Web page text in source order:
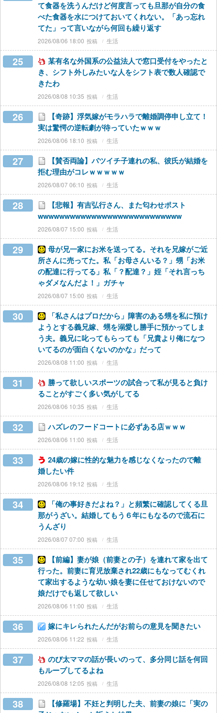
て食器を洗うんだけど何度言っても旦那が自分の食
べた食器を水につけておいてくれない。「あっ忘れ
てた」って言いながら何回も繰り返す
2026/08/06 18:00 生活
25
某有名な外国系の公益法人で窓口受付をやったと
き、シフト外しみたいな人をシフト表で数人確認で
きたわ
2026/08/08 10:35 生活
26
【奇跡】浮気嫁がモラハラで離婚調停申し立て！
実は驚愕の逆転劇が待っていたｗｗｗ
2026/08/06 18:10 生活
27
【賛否両論】バツイチ子連れの私、彼氏が結婚を
拒む理由がコレｗｗｗｗｗ
2026/08/07 06:10 生活
28
【悲報】有吉弘行さん、また匂わせポスト
wwwwwwwwwwwwwwwwwwwwwwwwwww
2026/08/07 15:00 生活
29
母が兄一家にお米を送ってる。それを兄嫁がご近
所さんに売ってた。私「お母さんいる？」甥「お米
の配達に行ってる」私「？配達？」姪「それ言っち
ゃダメなんだよ！」ガチャ
2026/08/07 15:00 生活
30
「私さんはプロだから」障害のある甥を私に預け
ようとする義兄嫁、甥を溺愛し勝手に預かってしま
う夫。義兄に叱ってもらっても「兄貴より俺になつ
いてるのが面白くないのかな」だって
2026/08/08 11:00 生活
31
勝って欲しいスポーツの試合って私が見ると負け
ることがすごく多い気がしてる
2026/08/06 10:35 生活
32 ハズレのフードコートに必ずある店ｗｗｗ
2026/08/06 11:00 生活
33
24歳の嫁に性的な魅力を感じなくなったので離
婚したい件
2026/08/06 19:12 生活
34
「俺の事好きだよね？」と頻繁に確認してくる旦
那がうざい。結婚してもう６年にもなるので流石に
うんざり
2026/08/07 07:00 生活
35
【前編】妻が娘（前妻との子）を連れて家を出て
行った。前妻に育児放棄され22歳にもなってむくれ
て家出するような幼い娘を妻に任せておけないので
娘だけでも返して欲しい
2026/08/06 11:00 生活
36 嫁にキレられたんだがお前らの意見を聞きたい
2026/08/06 11:22 生活
37
のび太ママの話が長いのって、多分同じ話を何回
もループしてるよね
2026/08/08 12:05 生活
38
【修羅場】不妊と判明した夫、前妻の娘に「実の